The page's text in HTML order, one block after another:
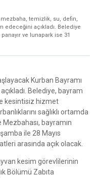
temizlik, su, defin,
edeceğini açıkladı. Belediye
ve lunapark ise 31
Kurban Bayramı
açıkladı. Belediye, bayram
kesintisiz hizmet
sağlıklı ortamda
bayramın
ile 28 Mayıs
arasında açık olacak.
kesim görevlilerinin
Bölümü Zabıta